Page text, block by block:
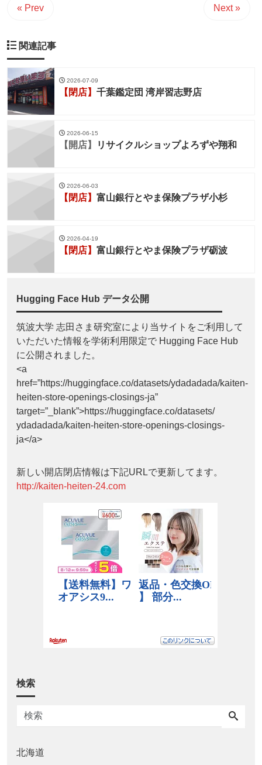
« Prev Next »
関連記事
2026-07-09
【閉店】 千葉鑑定団 湾岸習志野店
2026-06-15
【開店】 リサイクルショップよろずや翔和
2026-06-03
【閉店】 富山銀行とやま保険プラザ小杉
2026-04-19
【閉店】 富山銀行とやま保険プラザ砺波
Hugging Face Hub データ公開
筑波大学 志田さま研究室により当サイトをご利用して
いただいた情報を学術利用限定で Hugging Face Hub
に公開されました。
<a
href=”https://huggingface.co/datasets/ydadadada/kaiten-
heiten-store-openings-closings-ja”
target=”_blank”>https://huggingface.co/datasets/
ydadadada/kaiten-heiten-store-openings-closings-
ja</a>
新しい開店閉店情報は下記URLで更新してます。
http://kaiten-heiten-24.com
検索
北海道